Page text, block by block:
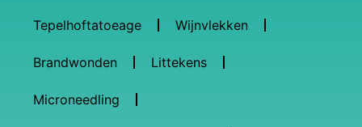
Tepelhoftatoeage Wijnvlekken
Brandwonden Littekens
Microneedling